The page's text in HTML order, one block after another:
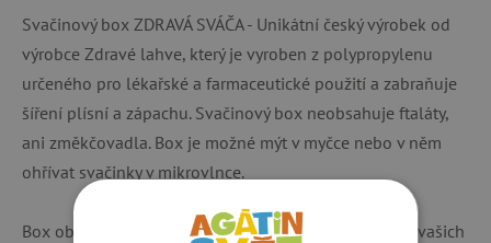
Svačinový box ZDRAVÁ SVÁČA - Unikátní český výrobek od
výrobce Zdravé lahve, který je vyroben z polypropylenu
určeného pro lékařské a farmaceutické použití a zabraňuje
šíření plísní a zápachu. Svačinový box neobsahuje ftaláty,
ani změkčovadla. Box je možné mýt v myčce nebo v něm
ohřívat svačinky v mikrovlnce.
Box obsahuje originální čirou průhledku pro vložení vašich